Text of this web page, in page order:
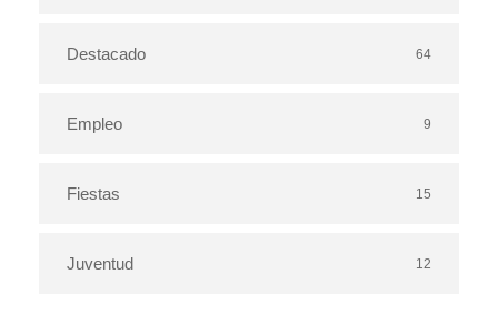
Destacado 64
Empleo 9
Fiestas 15
Juventud 12